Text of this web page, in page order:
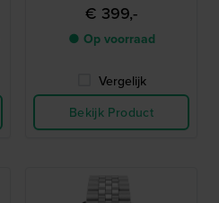
€ 399,-
● Op voorraad
Vergelijk
Bekijk Product